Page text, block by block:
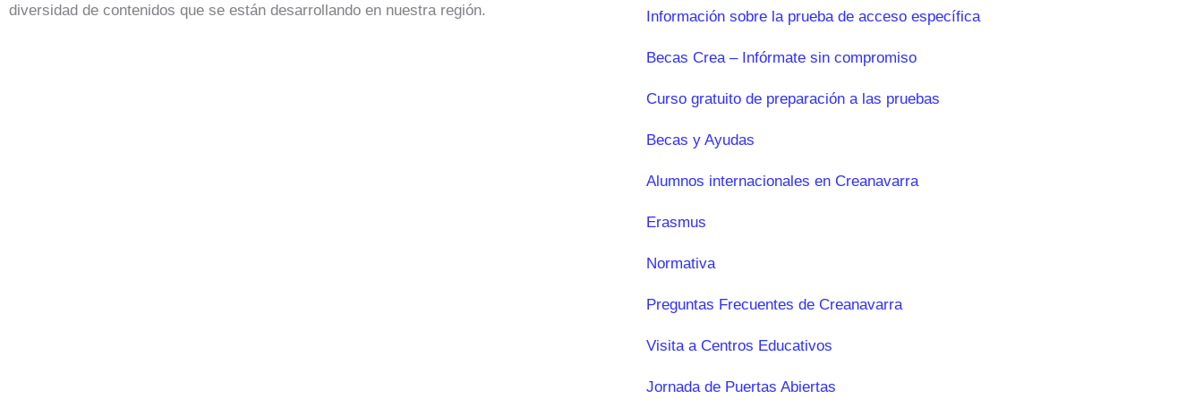
diversidad de contenidos que se están desarrollando en nuestra región.
Información sobre la prueba de acceso específica
Becas Crea – Infórmate sin compromiso
Curso gratuito de preparación a las pruebas
Becas y Ayudas
Alumnos internacionales en Creanavarra
Erasmus
Normativa
Preguntas Frecuentes de Creanavarra
Visita a Centros Educativos
Jornada de Puertas Abiertas